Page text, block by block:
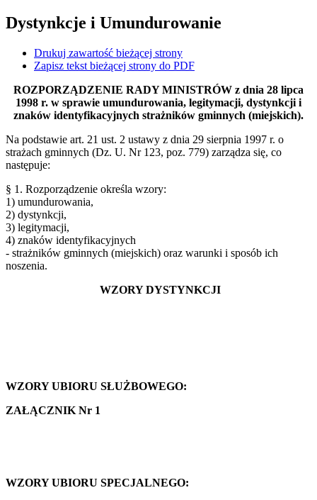
Dystynkcje i Umundurowanie
Drukuj zawartość bieżącej strony
Zapisz tekst bieżącej strony do PDF
ROZPORZĄDZENIE RADY MINISTRÓW z dnia 28 lipca
1998 r. w sprawie umundurowania, legitymacji, dystynkcji i
znaków identyfikacyjnych strażników gminnych (miejskich).
Na podstawie art. 21 ust. 2 ustawy z dnia 29 sierpnia 1997 r. o
strażach gminnych (Dz. U. Nr 123, poz. 779) zarządza się, co
następuje:
§ 1. Rozporządzenie określa wzory:
1) umundurowania,
2) dystynkcji,
3) legitymacji,
4) znaków identyfikacyjnych
- strażników gminnych (miejskich) oraz warunki i sposób ich
noszenia.
WZORY DYSTYNKCJI
WZORY UBIORU SŁUŻBOWEGO:
ZAŁĄCZNIK Nr 1
WZORY UBIORU SPECJALNEGO: